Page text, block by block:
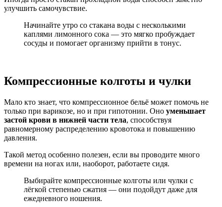
улучшить самочувствие.
Начинайте утро со стакана воды с несколькими
каплями лимонного сока — это мягко пробуждает
сосуды и помогает организму прийти в тонус.
Компрессионные колготы и чулки
Мало кто знает, что компрессионное бельё может помочь не
только при варикозе, но и при гипотонии. Оно уменьшает
застой крови в нижней части тела, способствуя
равномерному распределению кровотока и повышению
давления.
Такой метод особенно полезен, если вы проводите много
времени на ногах или, наоборот, работаете сидя.
Выбирайте компрессионные колготы или чулки с
лёгкой степенью сжатия — они подойдут даже для
ежедневного ношения.